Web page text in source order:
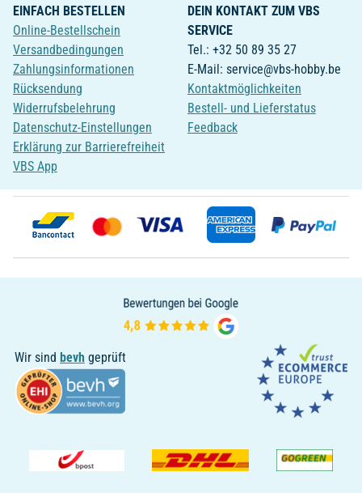
EINFACH BESTELLEN
Online-Bestellschein
Versandbedingungen
Zahlungsinformationen
Rücksendung
Widerrufsbelehrung
Datenschutz-Einstellungen
Erklärung zur Barrierefreiheit
VBS App
DEIN KONTAKT ZUM VBS
SERVICE
Tel.: +32 50 89 35 27
E-Mail: service@vbs-hobby.be
Kontaktmöglichkeiten
Bestell- und Lieferstatus
Feedback
Wir sind bevh geprüft